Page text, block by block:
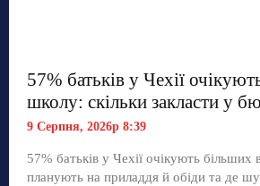
57% батьків у Чехії
школу: скільки закласти у
9 Серпня, 2026р 8:39
57% батьків у Чехії очікують
планують на приладдя й обіди та де